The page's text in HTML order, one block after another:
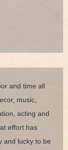
and time all
music,
acting and
effort has
and lucky to be